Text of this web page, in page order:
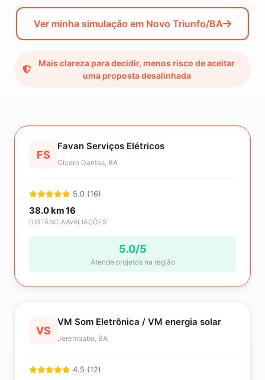
FS
Favan Serviços Elétricos
Cícero Dantas, BA
5.0 (16)
38.0 km
DISTÂNCIA
16
AVALIAÇÕES
5.0/5
Atende projetos na região
VS
VM Som Eletrônica / VM energia solar
Jeremoabo, BA
4.5 (12)
Ver minha simulação em Novo Triunfo/BA
Mais clareza para decidir, menos risco de aceitar
uma proposta desalinhada